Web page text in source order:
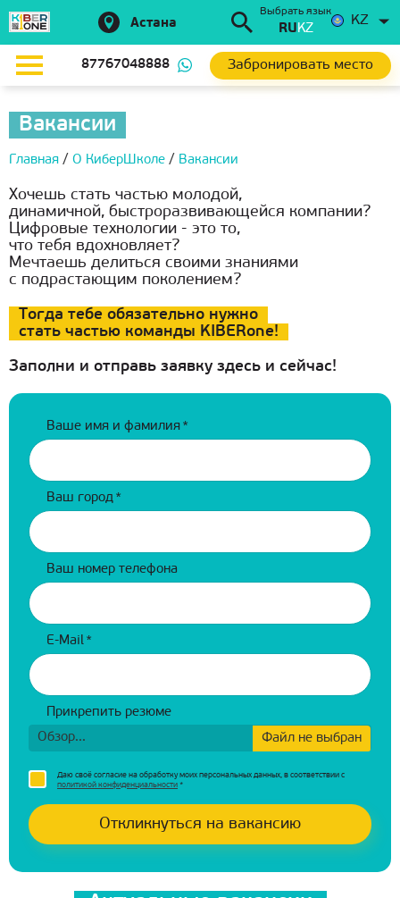
Астана
Выбрать язык
RUKZ
KZ
87767048888 Забронировать место
Вакансии
Главная / О КиберШколе / Вакансии
Хочешь стать частью молодой,
динамичной, быстроразвивающейся компании?
Цифровые технологии - это то,
что тебя вдохновляет?
Мечтаешь делиться своими знаниями
с подрастающим поколением?
Тогда тебе обязательно нужно
стать частью команды KIBERone!
Заполни и отправь заявку здесь и сейчас!
Ваше имя и фамилия *
Ваш город *
Ваш номер телефона
E-Mail *
Прикрепить резюме
Обзор...
Файл не выбран
Даю своё согласие на обработку моих персональных данных, в соответствии с
политикой конфиденциальности *